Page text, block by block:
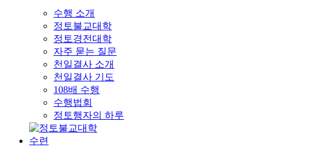
수행 소개
정토불교대학
정토경전대학
자주 묻는 질문
천일결사 소개
천일결사 기도
108배 수행
수행법회
정토행자의 하루
수련